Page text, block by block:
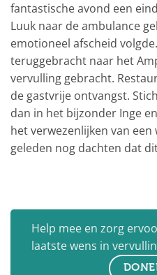
fantastische avond een
Luuk naar de ambulance
emotioneel afscheid
teruggebracht naar het
vervulling gebracht.
de gastvrije ontvangst.
dan in het bijzonder Inge
het verwezenlijken van een
geleden nog dachten dat
Help mee en zorg
laatste wens in